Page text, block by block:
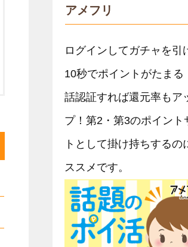
アメフリ
ログインしてガチャを引
10秒でポイントがたまる
話認証すれば還元率もア
プ！第2・第3のポイント
トとして掛け持ちするの
ススメです。